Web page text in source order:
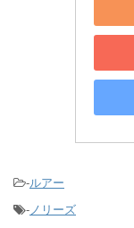
-ルアー
-ノリーズ